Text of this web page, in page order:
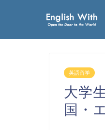
英語留学
大学
国・